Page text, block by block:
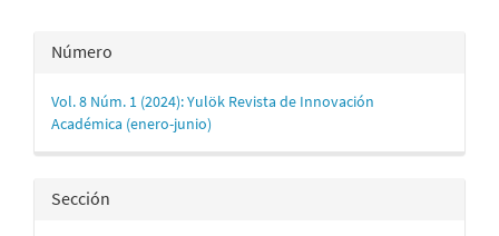
Detalles
del
artículo
Número
Vol. 8 Núm. 1 (2024): Yulök Revista de Innovación
Académica (enero-junio)
Sección